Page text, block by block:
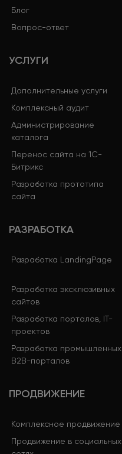
Блог
Вопрос-ответ
УСЛУГИ
Дополнительные услуги
Комплексный аудит
Администрирование
каталога
Перенос сайта на 1С-
Битрикс
Разработка прототипа
сайта
РАЗРАБОТКА
Разработка LandingPage
Разработка эксклюзивных
сайтов
Разработка порталов, IT-
проектов
Разработка промышленных
B2B-порталов
ПРОДВИЖЕНИЕ
Комплексное продвижение
Продвижение в социальных